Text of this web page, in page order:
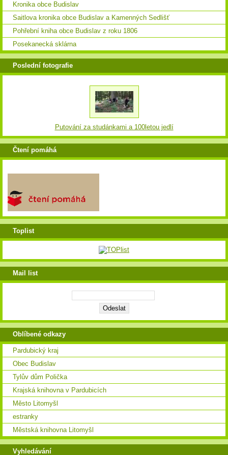
Kronika obce Budislav
Saitlova kronika obce Budislav a Kamenných Sedlišť
Pohřební kniha obce Budislav z roku 1806
Posekanecká sklárna
Poslední fotografie
Putování za studánkami a 100letou jedlí
Čtení pomáhá
Toplist
Mail list
Oblíbené odkazy
Pardubický kraj
Obec Budislav
Tylův dům Polička
Krajská knihovna v Pardubicích
Město Litomyšl
estranky
Městská knihovna Litomyšl
Vyhledávání